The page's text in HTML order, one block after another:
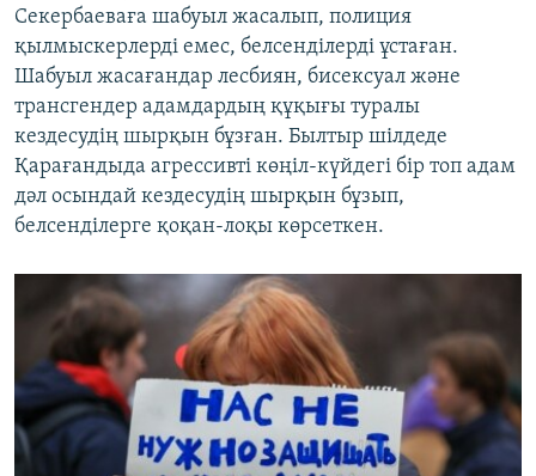
Секербаеваға шабуыл жасалып, полиция
қылмыскерлерді емес, белсенділерді ұстаған.
Шабуыл жасағандар лесбиян, бисексуал және
трансгендер адамдардың құқығы туралы
кездесудің шырқын бұзған. Былтыр шілдеде
Қарағандыда агрессивті көңіл-күйдегі бір топ адам
дәл осындай кездесудің шырқын бұзып,
белсенділерге қоқан-лоқы көрсеткен.